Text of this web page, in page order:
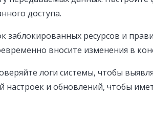
доступа.
заблокированных ресурсов и
вносите изменения в
логи системы, чтобы
настроек и обновлений, чтобы